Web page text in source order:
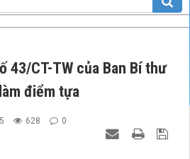
43/CT-TW của Ban Bí thư
điểm tựa
628 0